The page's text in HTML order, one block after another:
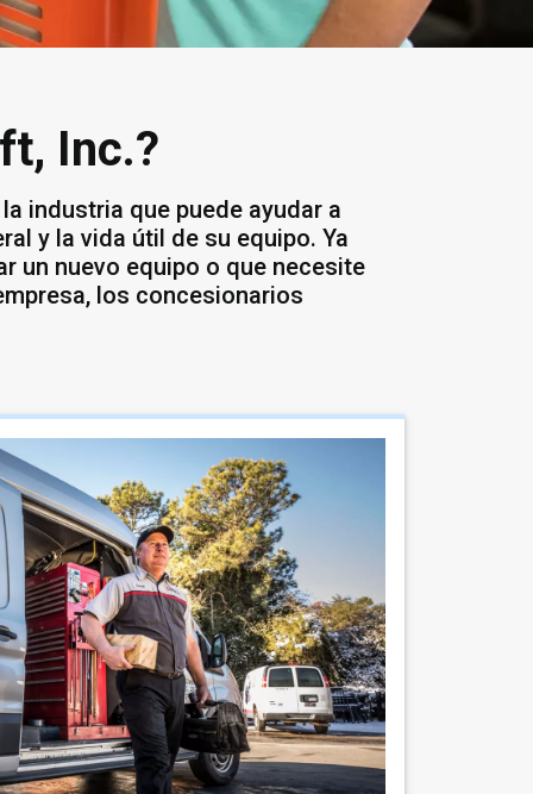
Inc.?
industria que puede ayudar a
y la vida útil de su equipo. Ya
un nuevo equipo o que necesite
los concesionarios